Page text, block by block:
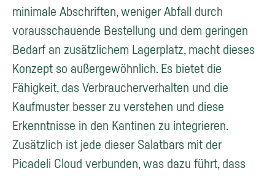
minimale Abschriften, weniger Abfall durch
vorausschauende Bestellung und dem geringen
Bedarf an zusätzlichem Lagerplatz, macht dieses
Konzept so außergewöhnlich. Es bietet die
Fähigkeit, das Verbraucherverhalten und die
Kaufmuster besser zu verstehen und diese
Erkenntnisse in den Kantinen zu integrieren.
Zusätzlich ist jede dieser Salatbars mit der
Picadeli Cloud verbunden, was dazu führt, dass